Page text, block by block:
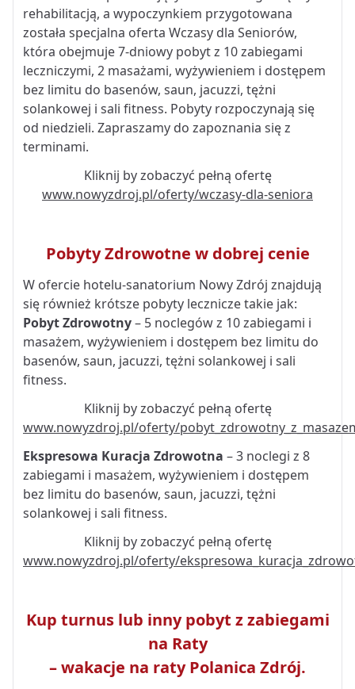
rehabilitacją, a wypoczynkiem przygotowana
została specjalna oferta Wczasy dla Seniorów,
która obejmuje 7-dniowy pobyt z 10 zabiegami
leczniczymi, 2 masażami, wyżywieniem i dostępem
bez limitu do basenów, saun, jacuzzi, tężni
solankowej i sali fitness. Pobyty rozpoczynają się
od niedzieli. Zapraszamy do zapoznania się z
terminami.
Kliknij by zobaczyć pełną ofertę
www.nowyzdroj.pl/oferty/wczasy-dla-seniora
Pobyty Zdrowotne w dobrej cenie
W ofercie hotelu-sanatorium Nowy Zdrój znajdują
się również krótsze pobyty lecznicze takie jak:
Pobyt Zdrowotny– 5 noclegów z 10 zabiegami i
masażem, wyżywieniem i dostępem bez limitu do
basenów, saun, jacuzzi, tężni solankowej i sali
fitness.
Kliknij by zobaczyć pełną ofertę
www.nowyzdroj.pl/oferty/
Ekspresowa Kuracja Zdrowotna – 3 noclegi z 8
zabiegami i masażem, wyżywieniem i dostępem
bez limitu do basenów, saun, jacuzzi, tężni
solankowej i sali fitness.
Kliknij by zobaczyć pełną ofertę
www.nowyzdroj.pl/oferty/
Kup turnus lub inny pobyt z zabiegami
na Raty
– wakacje na raty Polanica Zdrój.